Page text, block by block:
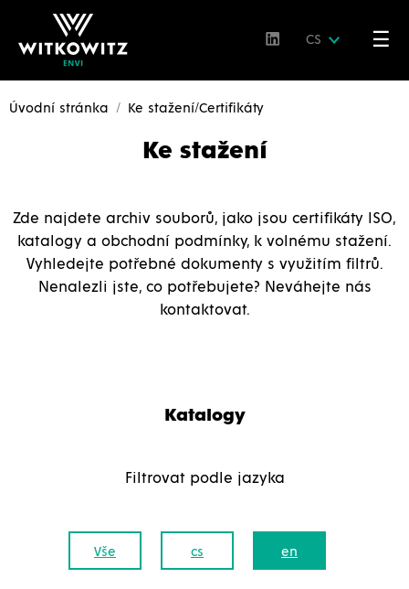
CS ☰
Úvodní stránka Ke stažení/Certifikáty
Ke stažení
Zde najdete archiv souborů, jako jsou certifikáty ISO,
katalogy a obchodní podmínky, k volnému stažení.
Vyhledejte potřebné dokumenty s využitím filtrů.
Nenalezli jste, co potřebujete? Neváhejte nás
kontaktovat.
Katalogy
Filtrovat podle jazyka
Vše cs en